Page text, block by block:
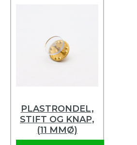
PLASTRONDEL,
STIFT OG KNAP,
(11 MMØ)